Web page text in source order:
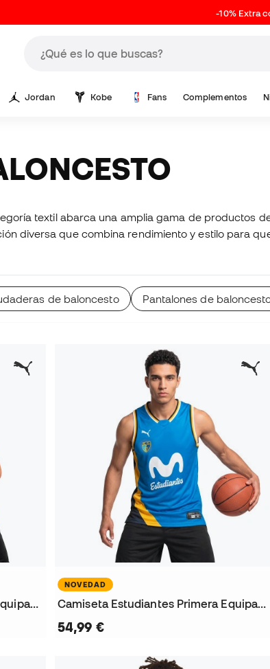
-10% Extra
Jordan Kobe Fans Complementos
textil abarca una amplia gama de productos
diversa que combina rendimiento y estilo para
de baloncesto Pantalones de
Camiseta Estudiantes Tercera Equipación 2026-2027
NOVEDAD
Camiseta Estudiantes Primera Equipación 2026-2027
54,99 €